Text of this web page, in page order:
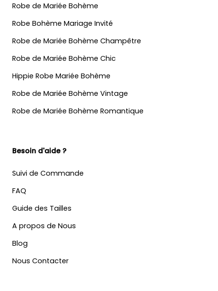
Robe de Mariée Bohème
Robe Bohème Mariage Invité
Robe de Mariée Bohème Champêtre
Robe de Mariée Bohème Chic
Hippie Robe Mariée Bohème
Robe de Mariée Bohème Vintage
Robe de Mariée Bohème Romantique
Besoin d'aide ?
Suivi de Commande
FAQ
Guide des Tailles
A propos de Nous
Blog
Nous Contacter